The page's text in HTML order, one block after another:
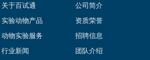
公司简介
资质荣誉
招聘信息
团队介绍
关于百试通
实验动物产品
动物实验服务
行业新闻